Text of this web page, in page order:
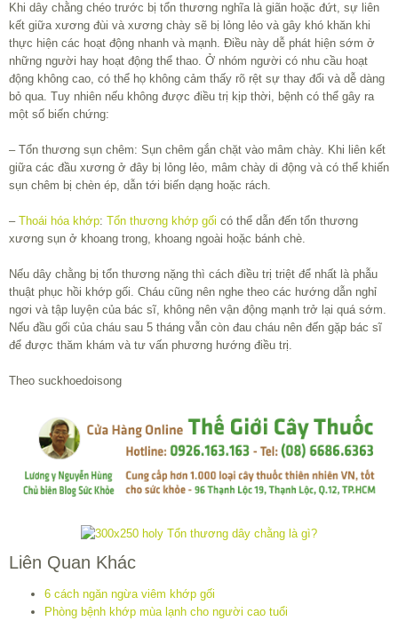
Khi dây chằng chéo trước bị tổn thương nghĩa là giãn hoặc đứt, sự liên
kết giữa xương đùi và xương chày sẽ bị lỏng lẻo và gây khó khăn khi
thực hiện các hoạt động nhanh và mạnh. Điều này dễ phát hiện sớm ở
những người hay hoạt động thể thao. Ở nhóm người có nhu cầu hoạt
động không cao, có thể họ không cảm thấy rõ rệt sự thay đổi và dễ dàng
bỏ qua. Tuy nhiên nếu không được điều trị kịp thời, bệnh có thể gây ra
một số biến chứng:
– Tổn thương sụn chêm: Sụn chêm gắn chặt vào mâm chày. Khi liên kết
giữa các đầu xương ở đây bị lỏng lẻo, mâm chày di động và có thể khiến
sụn chêm bị chèn ép, dẫn tới biến dạng hoặc rách.
– Thoái hóa khớp: Tổn thương khớp gối có thể dẫn đến tổn thương
xương sụn ở khoang trong, khoang ngoài hoặc bánh chè.
Nếu dây chằng bị tổn thương nặng thì cách điều trị triệt để nhất là phẫu
thuật phục hồi khớp gối. Cháu cũng nên nghe theo các hướng dẫn nghỉ
ngơi và tập luyện của bác sĩ, không nên vận động mạnh trở lại quá sớm.
Nếu đầu gối của cháu sau 5 tháng vẫn còn đau cháu nên đến gặp bác sĩ
để được thăm khám và tư vấn phương hướng điều trị.
Theo suckhoedoisong
Liên Quan Khác
6 cách ngăn ngừa viêm khớp gối
Phòng bệnh khớp mùa lạnh cho người cao tuổi